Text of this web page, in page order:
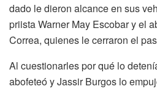
dado le dieron alcance en sus
priista Warner May Escobar y el
Correa, quienes le cerraron el
Al cuestionarles por qué lo
abofeteó y Jassir Burgos lo